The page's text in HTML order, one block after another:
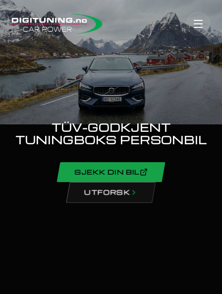
TÜV-GODKJENT
TUNINGBOKS PERSONBIL
SJEKK DIN BIL
UTFORSK